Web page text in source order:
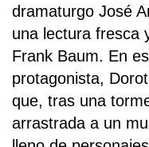
dramaturgo José
una lectura fresca
Frank Baum. En
protagonista,
que, tras una
arrastrada a un